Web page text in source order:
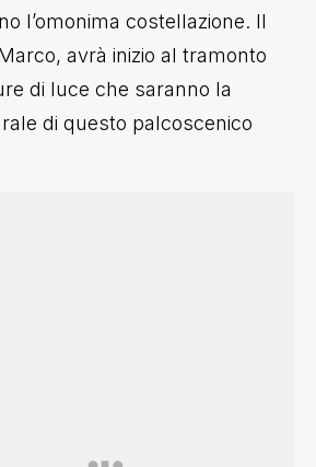
l’omonima costellazione. Il
avrà inizio al tramonto
di luce che saranno la
di questo palcoscenico